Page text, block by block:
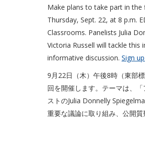
Make plans to take part in the
Thursday, Sept. 22, at 8 p.m.
Classrooms. Panelists Julia
Victoria Russell will tackle this
informative discussion. Sign
9月22日（木）午後8時（東部
回を開催します。テーマは、
ストのJulia Donnelly
重要な議論に取り組み、公開